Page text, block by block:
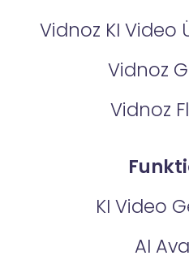
Vidnoz KI Video
Vidnoz
Vidnoz
KI Video
AI